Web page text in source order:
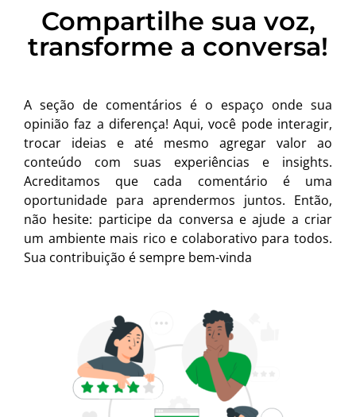
Compartilhe sua voz,
transforme a conversa!
A seção de comentários é o espaço onde sua
opinião faz a diferença! Aqui, você pode interagir,
trocar ideias e até mesmo agregar valor ao
conteúdo com suas experiências e insights.
Acreditamos que cada comentário é uma
oportunidade para aprendermos juntos. Então,
não hesite: participe da conversa e ajude a criar
um ambiente mais rico e colaborativo para todos.
Sua contribuição é sempre bem-vinda